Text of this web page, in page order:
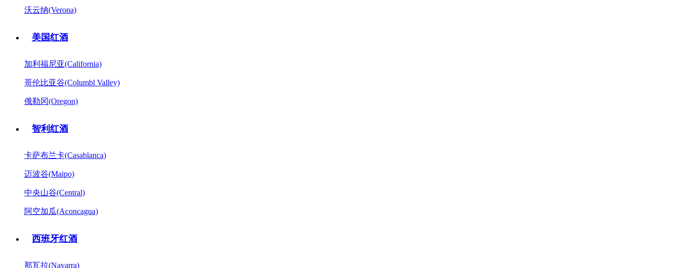
沃云纳(Verona)
美国红酒
加利福尼亚(California)
哥伦比亚谷(Columbl Valley)
俄勒冈(Oregon)
智利红酒
卡萨布兰卡(Casablanca)
迈波谷(Maipo)
中央山谷(Central)
阿空加瓜(Aconcagua)
西班牙红酒
那瓦拉(Navarra)